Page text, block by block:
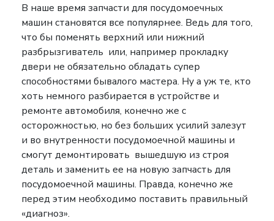
В наше время запчасти для посудомоечных
машин становятся все популярнее. Ведь для того,
что бы поменять верхний или нижний
разбрызгиватель или, например прокладку
двери не обязательно обладать супер
способностями бывалого мастера. Ну а уж те, кто
хоть немного разбирается в устройстве и
ремонте автомобиля, конечно же с
осторожностью, но без больших усилий залезут
и во внутренности посудомоечной машины и
смогут демонтировать вышедшую из строя
деталь и заменить ее на новую запчасть для
посудомоечной машины. Правда, конечно же
перед этим необходимо поставить правильный
«диагноз».